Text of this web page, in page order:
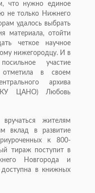
что нужно единое
не только Нижнего
удалось выбрать
материала, отойти
четкое научное
нижегородцу. И в
участие
в своем
архива
ЦАНО) Любовь
жителям
вклад в развитие
к 800-
тираж поступит в
Новгорода и
доступна в книжных